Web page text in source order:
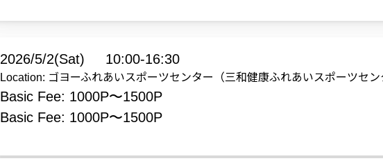
2026/5/2(Sat) 10:00-16:30
Location: ゴヨーふれあいスポーツセンター（三和健康ふれあいスポーツセン
Basic Fee: 1000P〜1500P
Basic Fee: 1000P〜1500P